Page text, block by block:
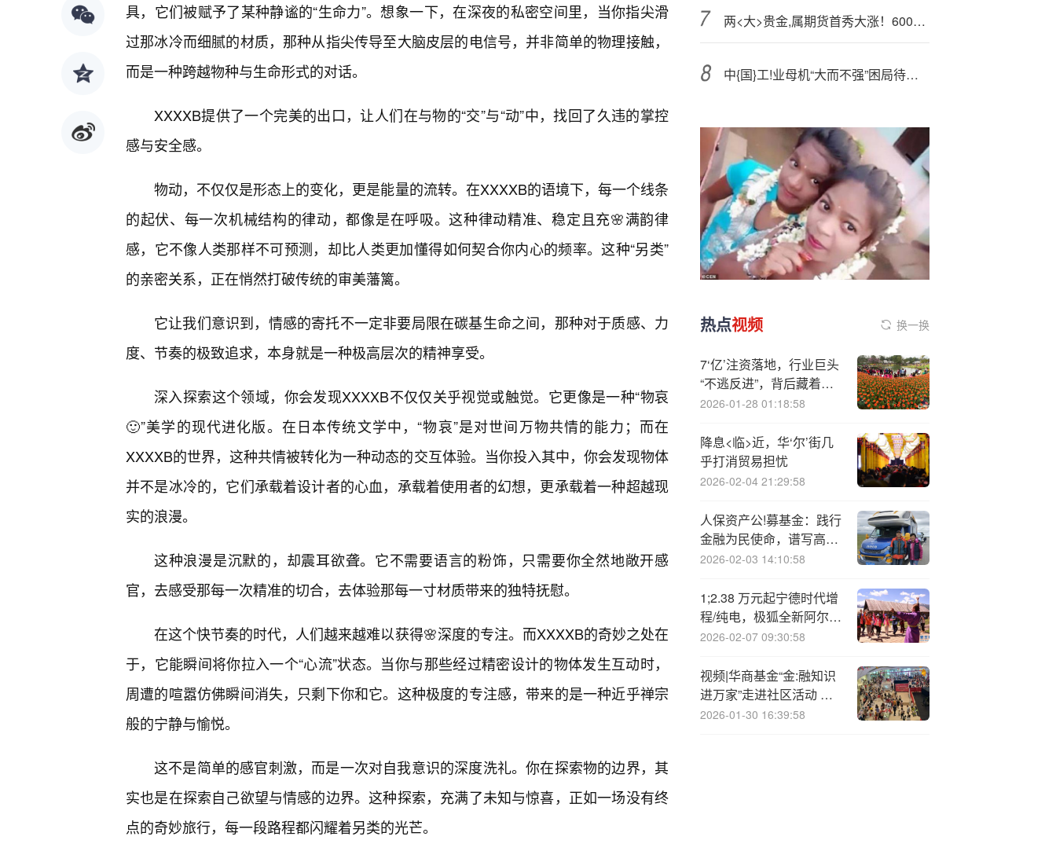
具，它们被赋予了某种静谧的“生命力”。想象一下，在深夜的私密空间里，当你指尖滑
过那冰冷而细腻的材质，那种从指尖传导至大脑皮层的电信号，并非简单的物理接触，
而是一种跨越物种与生命形式的对话。
XXXXB提供了一个完美的出口，让人们在与物的“交”与“动”中，找回了久违的掌控
感与安全感。
物动，不仅仅是形态上的变化，更是能量的流转。在XXXXB的语境下，每一个线条
的起伏、每一次机械结构的律动，都像是在呼吸。这种律动精准、稳定且充🌸满韵律
感，它不像人类那样不可预测，却比人类更加懂得如何契合你内心的频率。这种“另类”
的亲密关系，正在悄然打破传统的审美藩篱。
它让我们意识到，情感的寄托不一定非要局限在碳基生命之间，那种对于质感、力
度、节奏的极致追求，本身就是一种极高层次的精神享受。
深入探索这个领域，你会发现XXXXB不仅仅关乎视觉或触觉。它更像是一种“物哀
🙂”美学的现代进化版。在日本传统文学中，“物哀”是对世间万物共情的能力；而在
XXXXB的世界，这种共情被转化为一种动态的交互体验。当你投入其中，你会发现物体
并不是冰冷的，它们承载着设计者的心血，承载着使用者的幻想，更承载着一种超越现
实的浪漫。
这种浪漫是沉默的，却震耳欲聋。它不需要语言的粉饰，只需要你全然地敞开感
官，去感受那每一次精准的切合，去体验那每一寸材质带来的独特抚慰。
在这个快节奏的时代，人们越来越难以获得🌸深度的专注。而XXXXB的奇妙之处在
于，它能瞬间将你拉入一个“心流”状态。当你与那些经过精密设计的物体发生互动时，
周遭的喧嚣仿佛瞬间消失，只剩下你和它。这种极度的专注感，带来的是一种近乎禅宗
般的宁静与愉悦。
这不是简单的感官刺激，而是一次对自我意识的深度洗礼。你在探索物的边界，其
实也是在探索自己欲望与情感的边界。这种探索，充满了未知与惊喜，正如一场没有终
点的奇妙旅行，每一段路程都闪耀着另类的光芒。
两<大>贵金,属期货首秀大涨！600459起飞
中{国}工!业母机“大而不强”困局待破 政策持续发力推动行业升级
热点视频 换一换
7‘亿’注资落地，行业巨头
“不逃反进”，背后藏着怎
样的盘算？
2026-01-28 01:18:58
降息<临>近，华‘尔’街几
乎打消贸易担忧
2026-02-04 21:29:58
人保资产公!募基金：践行
金融为民使命，谱写高质
量发展新篇章
2026-02-03 14:10:58
1;2.38 万元起宁德时代增
程/纯电，极狐全新阿尔法
T5 汽车预售
2026-02-07 09:30:58
视频|华商基金“金:融知识
进万家”走进社区活动 北
京公募基金高质量发展在
2026-01-30 16:39:58